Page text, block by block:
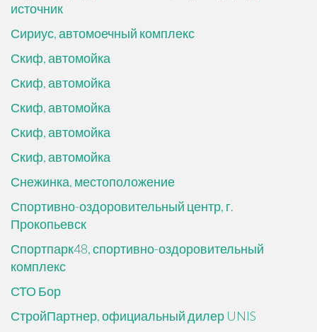
источник
Сириус, автомоечный комплекс
Скиф, автомойка
Скиф, автомойка
Скиф, автомойка
Скиф, автомойка
Скиф, автомойка
Снежинка, местоположение
Спортивно-оздоровительный центр, г.
Прокопьевск
Спортпарк48, спортивно-оздоровительный
комплекс
СТО Бор
СтройПартнер, официальный дилер UNIS